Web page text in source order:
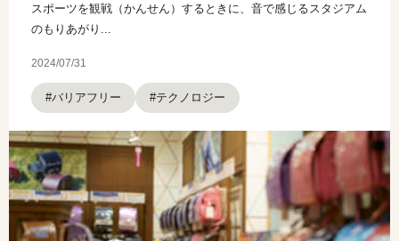
スポーツを観戦（かんせん）するときに、音で感じるスタジアム
のもりあがり...
2024/07/31
#バリアフリー #テクノロジー